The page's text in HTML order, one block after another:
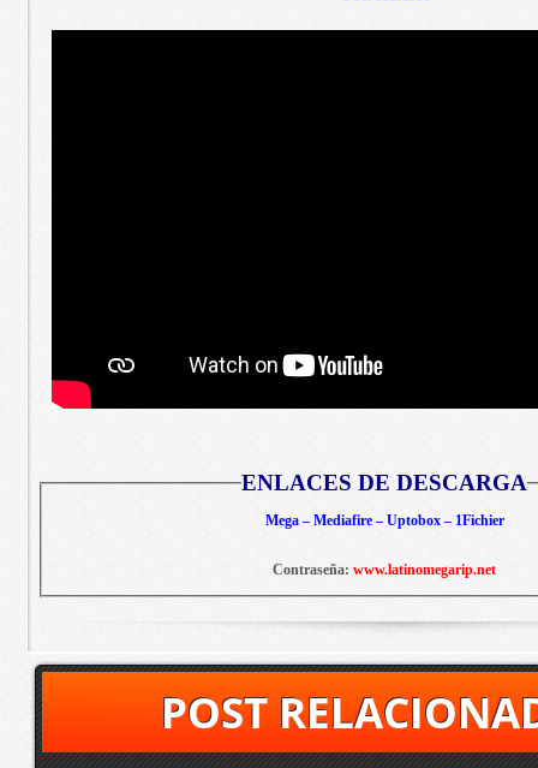
ENLACES DE DESCARGA
Mega – Mediafire – Uptobox – 1Fichier
Contraseña: www.latinomegarip.net
POST